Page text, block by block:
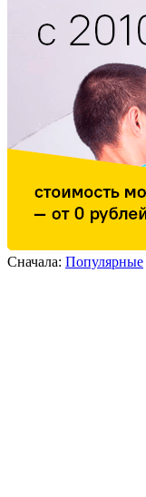
Сначала: Популярные